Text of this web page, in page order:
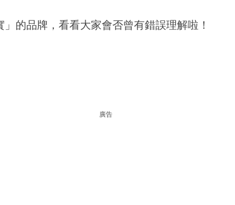
的品牌，看看大家會否曾有錯誤理解啦！
廣告